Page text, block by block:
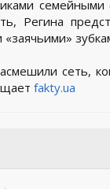
Регина
сеть,
Сообщает fakty.ua